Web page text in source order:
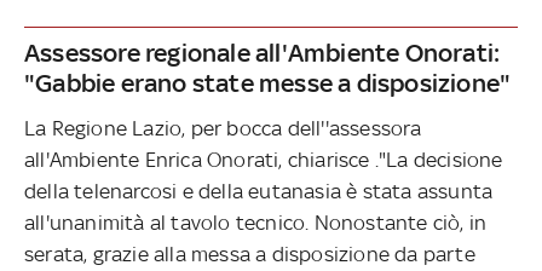
Assessore regionale all'Ambiente Onorati:
"Gabbie erano state messe a disposizione"
La Regione Lazio, per bocca dell''assessora
all'Ambiente Enrica Onorati, chiarisce ."La decisione
della telenarcosi e della eutanasia è stata assunta
all'unanimità al tavolo tecnico. Nonostante ciò, in
serata, grazie alla messa a disposizione da parte